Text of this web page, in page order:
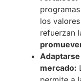
los
refuerzan
mercado: